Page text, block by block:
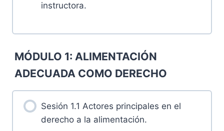
instructora.
MÓDULO 1: ALIMENTACIÓN
ADECUADA COMO DERECHO
Sesión 1.1 Actores principales en el
derecho a la alimentación.